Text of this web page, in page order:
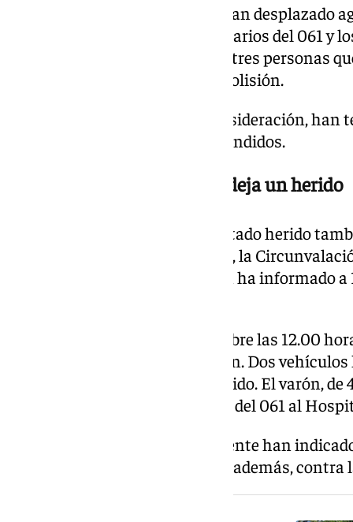
Hasta el lugar del siniestro se han desplazado
Policía Local, los servicios sanitarios del 061 y
han tenido que excarcelar a las tres personas
en los vehículos después de la colisión.
Los tres heridos, de diversa consideración,
centro hospitalario para ser atendidos.
Otro accidente en la GR-30 deja un herido
Un hombre de 42 años ha resultado herido
accidente de tráfico en la GR-30, la
colisión de dos vehículos, según ha informado a
El accidente se ha producido sobre las 12.00
20 de la GR-30, en sentido Bailén. Dos
de uno de ellos ha resultado herido. El varón,
trasladado por una ambulancia del 061 al
Testigos presenciales del accidente han
que uno de los vehículos chocó, además,